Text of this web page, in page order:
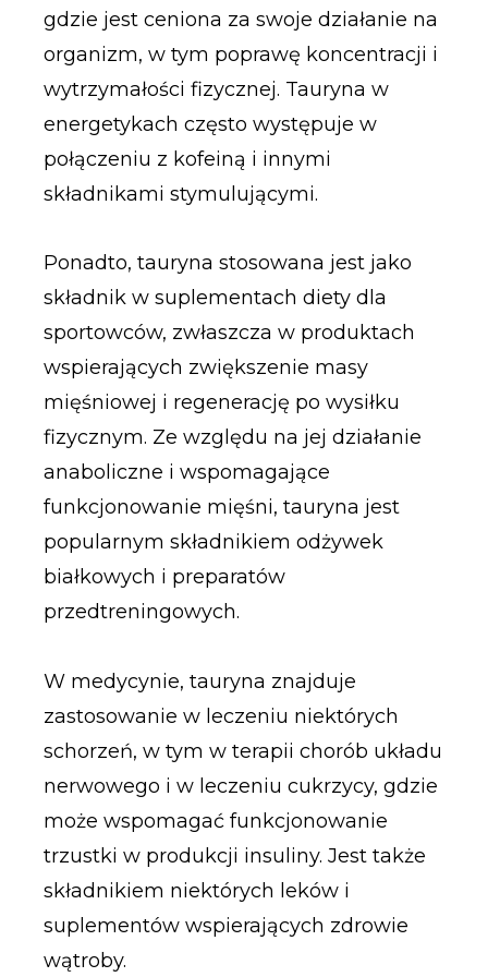
gdzie jest ceniona za swoje działanie na
organizm, w tym poprawę koncentracji i
wytrzymałości fizycznej. Tauryna w
energetykach często występuje w
połączeniu z kofeiną i innymi
składnikami stymulującymi.
Ponadto, tauryna stosowana jest jako
składnik w suplementach diety dla
sportowców, zwłaszcza w produktach
wspierających zwiększenie masy
mięśniowej i regenerację po wysiłku
fizycznym. Ze względu na jej działanie
anaboliczne i wspomagające
funkcjonowanie mięśni, tauryna jest
popularnym składnikiem odżywek
białkowych i preparatów
przedtreningowych.
W medycynie, tauryna znajduje
zastosowanie w leczeniu niektórych
schorzeń, w tym w terapii chorób układu
nerwowego i w leczeniu cukrzycy, gdzie
może wspomagać funkcjonowanie
trzustki w produkcji insuliny. Jest także
składnikiem niektórych leków i
suplementów wspierających zdrowie
wątroby.